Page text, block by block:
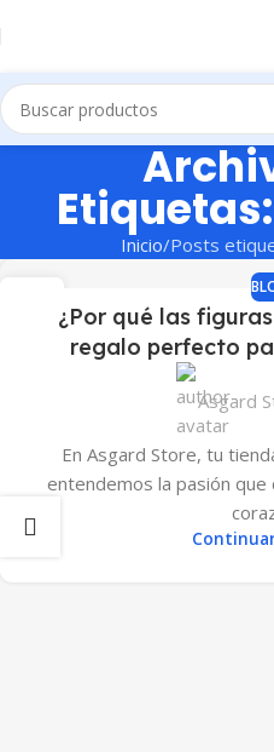
Inicio Posts
¿Por qué las
regalo perfecto
Asgard
En Asgard Store, tu
entendemos la pasión